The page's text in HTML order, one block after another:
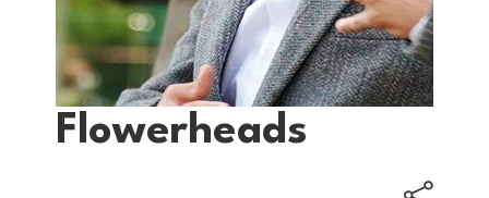
Flowerheads